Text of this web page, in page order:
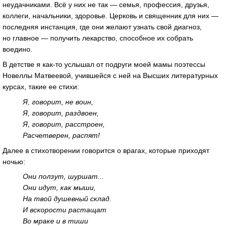
неудачниками. Всё у них не так — семья, профессия, друзья,
коллеги, начальники, здоровье. Церковь и священник для них —
последняя инстанция, где они желают узнать свой диагноз,
но главное — получить лекарство, способное их собрать
воедино.
В детстве я как-то услышал от подруги моей мамы поэтессы
Новеллы Матвеевой, учившейся с ней на Высших литературных
курсах, такие ее стихи:
Я, говорит, не воин,
Я, говорит, раздвоен,
Я, говорит, расстроен,
Расчетверен, распят!
Далее в стихотворении говорится о врагах, которые приходят
ночью:
Они ползут, шуршат...
Они идут, как мыши,
На твой душевный склад.
И вскорости растащат
Во мраке и в тиши